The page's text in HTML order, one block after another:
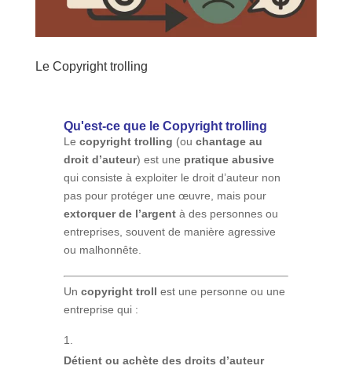
Le Copyright trolling
Qu'est-ce que le Copyright trolling
Le copyright trolling (ou chantage au
droit d’auteur) est une pratique abusive
qui consiste à exploiter le droit d’auteur non
pas pour protéger une œuvre, mais pour
extorquer de l’argentà des personnes ou
entreprises, souvent de manière agressive
ou malhonnête.
Un copyright troll est une personne ou une
entreprise qui :
Détient ou achète des droits d’auteur